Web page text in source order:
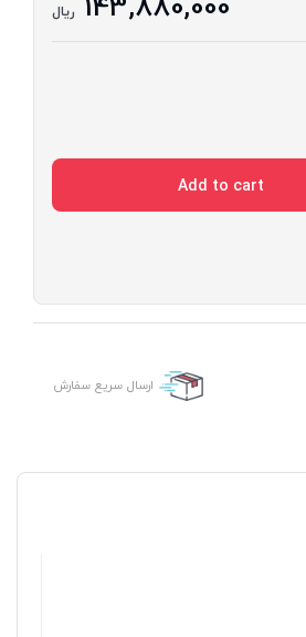
ریال
Add to cart
ارسال سریع سفارش